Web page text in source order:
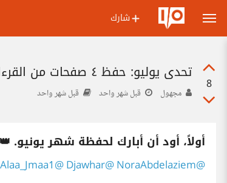
شارك
8
تحدي يوليو: حفظ ٤ صفحات من القرءان.
مجهول قبل شهر واحد قبل شهر واحد
أولاً، أود أن أبارك لحفظة شهر يونيو.
@NoraAbdelaziem
@Djawhar
@Alaa_Jmaa1